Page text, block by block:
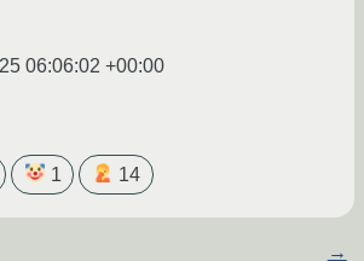
06:06:02 +00:00
1 14
→